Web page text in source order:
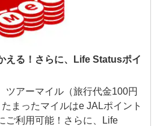
える！さらに、Life Statusポイ
ツアーマイル（旅行代金100円
まったマイルはe JALポイント
ご利用可能！さらに、Life